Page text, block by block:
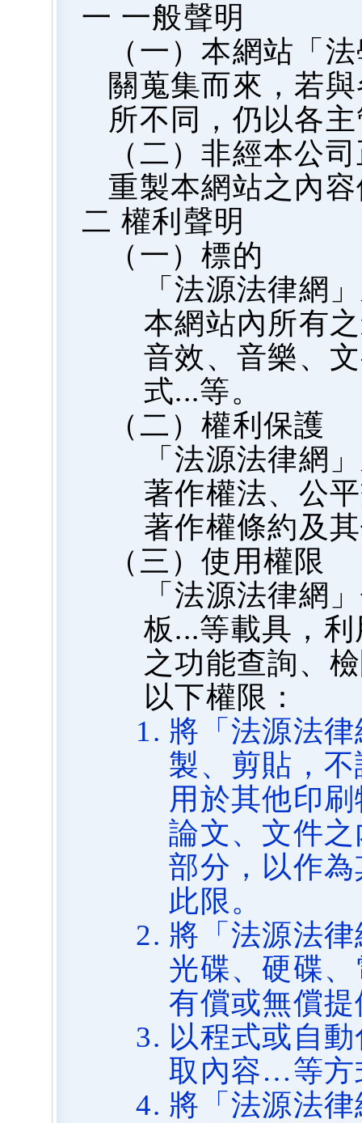
一 一般聲明
（一）本網站「
關蒐集而來，若
所不同，仍以各
（二）非經本公
重製本網站之內
二 權利聲明
（一）標的
「法源法律網
本網站內所有
音效、音樂、
式...等。
（二）權利保護
「法源法律網
著作權法、公
著作權條約及
（三）使用權限
「法源法律網
板...等載具，
之功能查詢、
以下權限：
將「法源法
製、剪貼，
用於其他印
論文、文件
部分，以作
此限。
將「法源法
光碟、硬碟
有償或無償
以程式或自
取內容…等方
將「法源法